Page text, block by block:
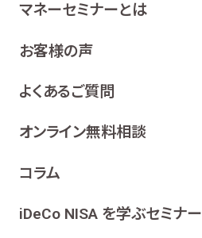
マネーセミナーとは
お客様の声
よくあるご質問
オンライン無料相談
コラム
iDeCo NISA を学ぶセミナー